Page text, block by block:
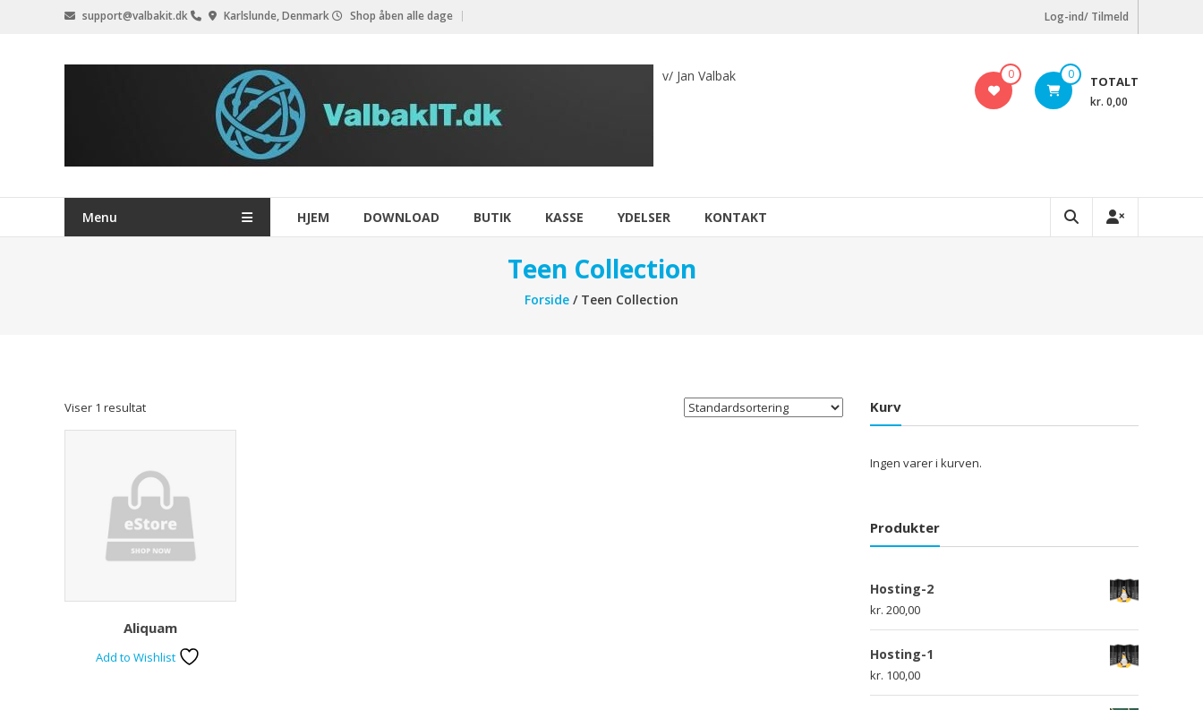
support@valbakit.dk Karlslunde, Denmark Shop åben alle dage Log-ind/ Tilmeld
v/ Jan Valbak 0 0 TOTALT
kr. 0,00
Menu HJEM DOWNLOAD BUTIK KASSE YDELSER KONTAKT
Teen Collection
Forside / Teen Collection
Viser 1 resultat
Aliquam
Add to Wishlist
Kurv
Ingen varer i kurven.
Produkter
Hosting-2
kr. 200,00
Hosting-1
kr. 100,00